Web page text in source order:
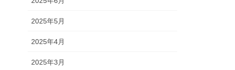
2025年5月
2025年4月
2025年3月